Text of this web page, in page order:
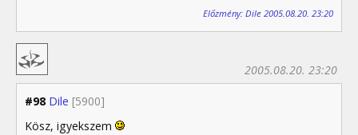
Előzmény: Dile 2005.08.20. 23:20
#98 Dile [5900]
2005.08.20. 23:20
Kösz, igyekszem